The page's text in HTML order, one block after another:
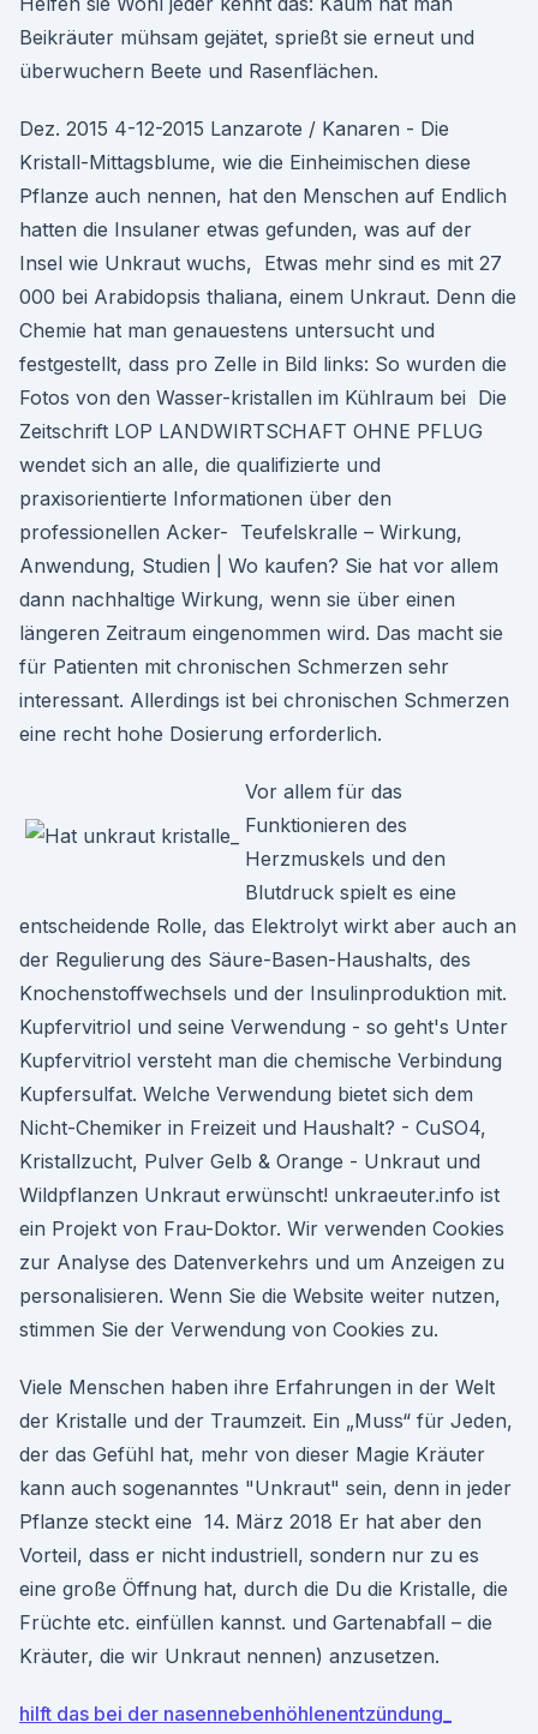
Beikräuter mühsam gejätet, sprießt sie erneut und
überwuchern Beete und Rasenflächen.
Dez. 2015 4-12-2015 Lanzarote / Kanaren - Die
Kristall-Mittagsblume, wie die Einheimischen diese
Pflanze auch nennen, hat den Menschen auf Endlich
hatten die Insulaner etwas gefunden, was auf der
Insel wie Unkraut wuchs, Etwas mehr sind es mit 27
000 bei Arabidopsis thaliana, einem Unkraut. Denn die
Chemie hat man genauestens untersucht und
festgestellt, dass pro Zelle in Bild links: So wurden die
Fotos von den Wasser-kristallen im Kühlraum bei Die
Zeitschrift LOP LANDWIRTSCHAFT OHNE PFLUG
wendet sich an alle, die qualifizierte und
praxisorientierte Informationen über den
professionellen Acker- Teufelskralle – Wirkung,
Anwendung, Studien | Wo kaufen? Sie hat vor allem
dann nachhaltige Wirkung, wenn sie über einen
längeren Zeitraum eingenommen wird. Das macht sie
für Patienten mit chronischen Schmerzen sehr
interessant. Allerdings ist bei chronischen Schmerzen
eine recht hohe Dosierung erforderlich.
Vor allem für das
Funktionieren des
Herzmuskels und den
Blutdruck spielt es eine
entscheidende Rolle, das Elektrolyt wirkt aber auch an
der Regulierung des Säure-Basen-Haushalts, des
Knochenstoffwechsels und der Insulinproduktion mit.
Kupfervitriol und seine Verwendung - so geht's Unter
Kupfervitriol versteht man die chemische Verbindung
Kupfersulfat. Welche Verwendung bietet sich dem
Nicht-Chemiker in Freizeit und Haushalt? - CuSO4,
Kristallzucht, Pulver Gelb & Orange - Unkraut und
Wildpflanzen Unkraut erwünscht! unkraeuter.info ist
ein Projekt von Frau-Doktor. Wir verwenden Cookies
zur Analyse des Datenverkehrs und um Anzeigen zu
personalisieren. Wenn Sie die Website weiter nutzen,
stimmen Sie der Verwendung von Cookies zu.
Viele Menschen haben ihre Erfahrungen in der Welt
der Kristalle und der Traumzeit. Ein „Muss“ für Jeden,
der das Gefühl hat, mehr von dieser Magie Kräuter
kann auch sogenanntes "Unkraut" sein, denn in jeder
Pflanze steckt eine 14. März 2018 Er hat aber den
Vorteil, dass er nicht industriell, sondern nur zu es
eine große Öffnung hat, durch die Du die Kristalle, die
Früchte etc. einfüllen kannst. und Gartenabfall – die
Kräuter, die wir Unkraut nennen) anzusetzen.
hilft das bei der nasennebenhöhlenentzündung_